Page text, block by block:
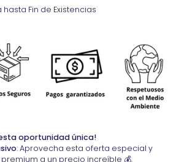
Fin de Existencias
oportunidad única!
: Aprovecha esta oferta especial y
a un precio increíble 💰.